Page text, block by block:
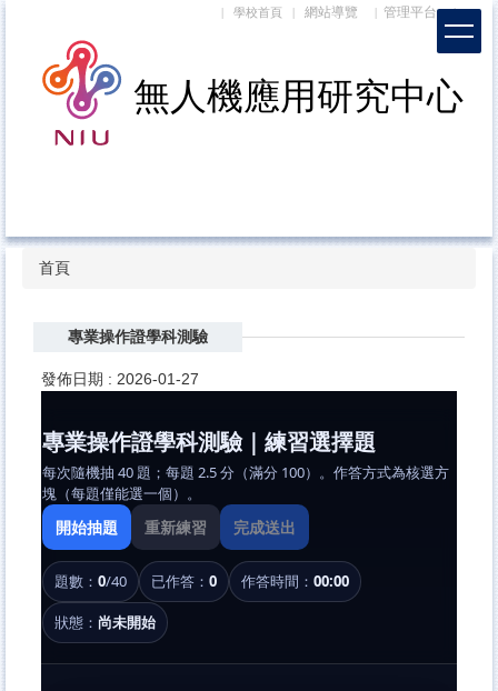
學校首頁 網站導覽 管理平台 |
首頁
專業操作證學科測驗
發佈日期 : 2026-01-27
專業操作證學科測驗｜練習選擇題
每次隨機抽 40 題；每題 2.5 分（滿分 100）。作答方式為核選方
塊（每題僅能選一個）。
開始抽題 重新練習 完成送出
題數： 0/40 已作答： 0 作答時間： 00:00
狀態： 尚未開始